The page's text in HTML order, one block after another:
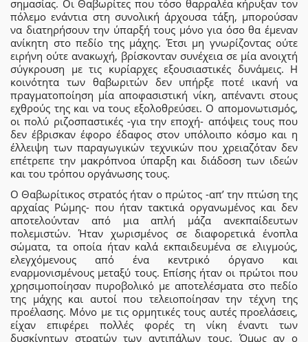
σημασίας. Οι Θαβωρίτες που τόσο θαρραλέα κήρυξαν τον
πόλεμο ενάντια στη συνολική άρχουσα τάξη, μπορούσαν
να διατηρήσουν την ύπαρξή τους μόνο για όσο θα έμεναν
ανίκητη στο πεδίο της μάχης. Έτσι μη γνωρίζοντας ούτε
ειρήνη ούτε ανακωχή, βρίσκονταν συνέχεια σε μία ανοιχτή
σύγκρουση με τις κυρίαρχες εξουσιαστικές δυνάμεις. Η
κοινότητα των θαβωριτών δεν υπήρξε ποτέ ικανή να
πραγματοποίηση μία αποφασιστική νίκη, απέναντι στους
εχθρούς της και να τους εξολοθρεύσει. Ο απομονωτισμός,
οι πολύ ριζοσπαστικές -για την εποχή- απόψεις τους που
δεν έβρισκαν έφορο έδαφος στον υπόλοιπο κόσμο και η
έλλειψη των παραγωγικών τεχνικών που χρειαζόταν δεν
επέτρεπε την μακρόπνοα ύπαρξη και διάδοση των ιδεών
και του τρόπου οργάνωσης τους.
Ο Θαβωρίτικος στρατός ήταν ο πρώτος -απ’ την πτώση της
αρχαίας Ρώμης- που ήταν τακτικά οργανωμένος και δεν
αποτελούνταν από μια απλή μάζα ανεκπαίδευτων
πολεμιστών. Ήταν χωρισμένος σε διαφορετικά ένοπλα
σώματα, τα οποία ήταν καλά εκπαιδευμένα σε ελιγμούς,
ελεγχόμενους από ένα κεντρικό όργανο και
εναρμονισμένους μεταξύ τους. Επίσης ήταν οι πρώτοι που
χρησιμοποίησαν πυροβολικό με αποτελέσματα στο πεδίο
της μάχης και αυτοί που τελειοποίησαν την τέχνη της
προέλασης. Μόνο με τις ορμητικές τους αυτές προελάσεις,
είχαν επιφέρει πολλές φορές τη νίκη έναντι των
δυσκίνητων στρατών των αντιπάλων τους. Όμως αν ο